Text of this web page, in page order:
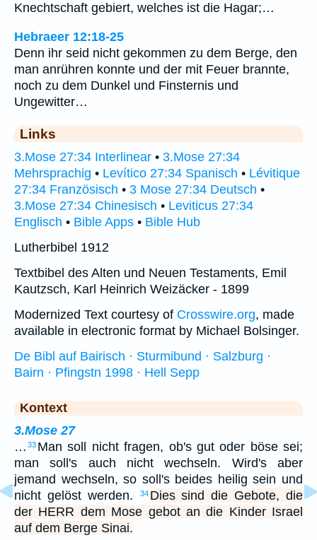
Knechtschaft gebiert, welches ist die Hagar;…
Hebraeer 12:18-25
Denn ihr seid nicht gekommen zu dem Berge, den
man anrühren konnte und der mit Feuer brannte,
noch zu dem Dunkel und Finsternis und
Ungewitter…
Links
3.Mose 27:34 Interlinear • 3.Mose 27:34
Mehrsprachig • Levítico 27:34 Spanisch • Lévitique
27:34 Französisch • 3 Mose 27:34 Deutsch •
3.Mose 27:34 Chinesisch • Leviticus 27:34
Englisch • Bible Apps • Bible Hub
Lutherbibel 1912
Textbibel des Alten und Neuen Testaments, Emil
Kautzsch, Karl Heinrich Weizäcker - 1899
Modernized Text courtesy of Crosswire.org, made
available in electronic format by Michael Bolsinger.
De Bibl auf Bairisch · Sturmibund · Salzburg ·
Bairn · Pfingstn 1998 · Hell Sepp
Kontext
3.Mose 27
… 33 Man soll nicht fragen, ob's gut oder böse sei;
man soll's auch nicht wechseln. Wird's aber
jemand wechseln, so soll's beides heilig sein und
nicht gelöst werden.
34 Dies sind die Gebote, die
der HERR dem Mose gebot an die Kinder Israel
auf dem Berge Sinai.